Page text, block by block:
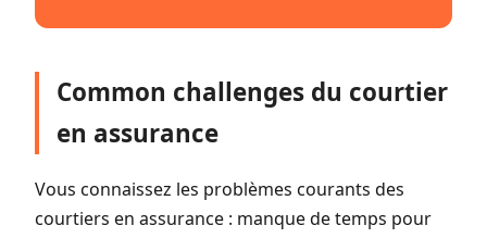
Common challenges du courtier
en assurance
Vous connaissez les problèmes courants des
courtiers en assurance : manque de temps pour